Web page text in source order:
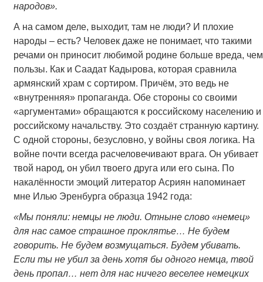
народов».
А на самом деле, выходит, там не люди? И плохие
народы – есть? Человек даже не понимает, что такими
речами он приносит любимой родине больше вреда, чем
пользы. Как и Саадат Кадырова, которая сравнила
армянский храм с сортиром. Причём, это ведь не
«внутренняя» пропаганда. Обе стороны со своими
«аргументами» обращаются к российскому населению и
российскому начальству. Это создаёт странную картину.
С одной стороны, безусловно, у войны своя логика. На
войне почти всегда расчеловечивают врага. Он убивает
твой народ, он убил твоего друга или его сына. По
накалённости эмоций литератор Асриян напоминает
мне Илью Эренбурга образца 1942 года:
«Мы поняли: немцы не люди. Отныне слово «немец»
для нас самое страшное проклятье… Не будем
говорить. Не будем возмущаться. Будем убивать.
Если ты не убил за день хотя бы одного немца, твой
день пропал… нет для нас ничего веселее немецких